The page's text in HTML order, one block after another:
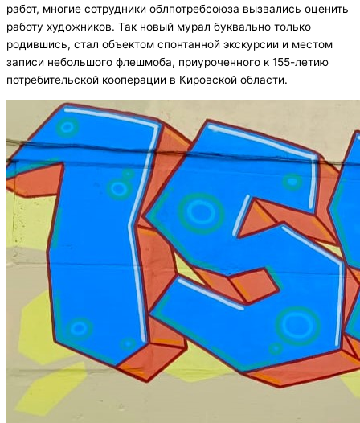
работ, многие сотрудники облпотребсоюза вызвались оценить
работу художников. Так новый мурал буквально только
родившись, стал объектом спонтанной экскурсии и местом
записи небольшого флешмоба, приуроченного к 155-летию
потребительской кооперации в Кировской области.